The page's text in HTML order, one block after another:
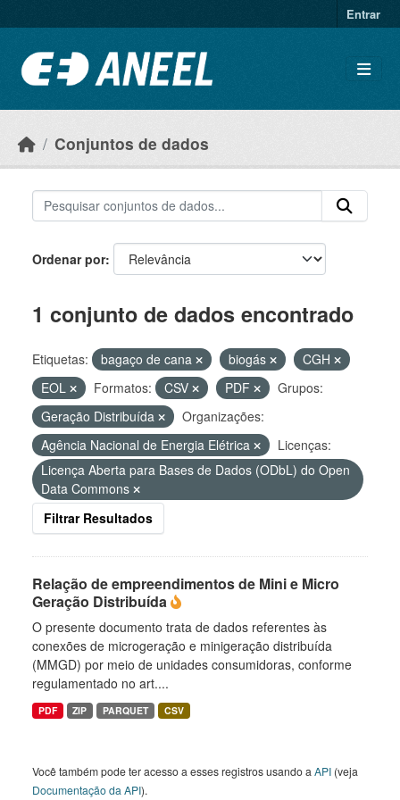
Entrar
Conjuntos de dados
Ordenar por
1 conjunto de dados encontrado
Etiquetas: bagaço de cana biogás
CGH
EOL
Formatos: CSV PDF
Grupos:
Geração Distribuída
Organizações:
Agência Nacional de Energia Elétrica
Licenças:
Licença Aberta para Bases de Dados (ODbL) do Open
Data Commons
Filtrar Resultados
Relação de empreendimentos de Mini e Micro
Geração Distribuída
O presente documento trata de dados referentes às
conexões de microgeração e minigeração distribuída
(MMGD) por meio de unidades consumidoras, conforme
regulamentado no art....
PDF ZIP PARQUET CSV
Você também pode ter acesso a esses registros usando a API (veja
Documentação da API).